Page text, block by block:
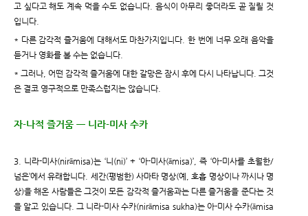
고 싶다고 해도 계속 먹을 수도 없습니다. 음식이 아무리 좋더라도 곧 질릴 것
입니다.
* 다른 감각적 즐거움에 대해서도 마찬가지입니다. 한 번에 너무 오래 음악을
듣거나 영화를 볼 수는 없습니다.
* 그러나, 어떤 감각적 즐거움에 대한 갈망은 잠시 후에 다시 나타납니다. 그것
은 결코 영구적으로 만족스럽지는 않습니다.
자-나적 즐거움 ㅡ 니라-미사 수카
3. 니라-미사(nirāmisa)는 ‘니(ni)’ + ‘아-미사(āmisa)’, 즉 ‘아-미사를 초월한/
넘은’에서 유래합니다. 세간(평범한) 사마타 명상(예, 호흡 명상이나 까시나 명
상)을 해온 사람들은 그것이 모든 감각적 즐거움과는 다른 즐거움을 준다는 것
을 알고 있습니다. 그 니라-미사 수카(nirāmisa sukha)는 아-미사 수카(āmisa